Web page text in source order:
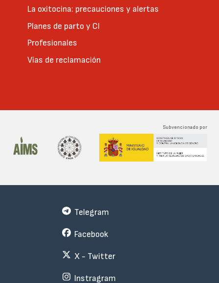
La oxitocina: precauciones y alertas
Planes de parto y CI
Profesionales
Vías de reclamación
Subvencionado por
Telegram
Facebook
X - Twitter
Instragram